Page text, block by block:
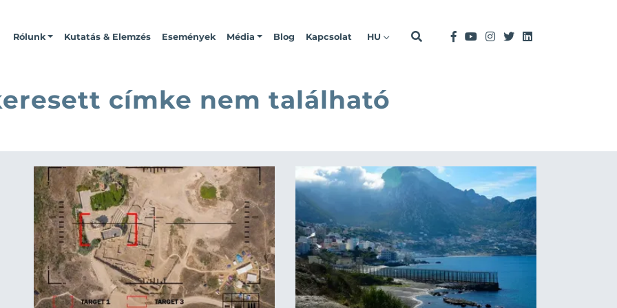
Rólunk Kutatás & Elemzés Események Média Blog Kapcsolat HU
címke nem található